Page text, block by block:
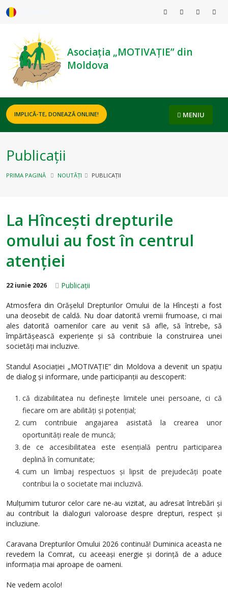
Asociația „MOTIVAȚIE” din
Moldova
IMPLICĂ-TE, DONEAZĂ ONLINE! MENIU
Publicații
PRIMA PAGINĂ NOUTĂȚI PUBLICAȚII
La Hîncești drepturile
omului au fost în centrul
atenției
22 iunie 2026 Publicații
Atmosfera din Orășelul Drepturilor Omului de la Hîncești a fost
una deosebit de caldă. Nu doar datorită vremii frumoase, ci mai
ales datorită oamenilor care au venit să afle, să întrebe, să
împărtășească experiențe și să contribuie la construirea unei
societăți mai incluzive.
Standul Asociației „MOTIVAȚIE” din Moldova a devenit un spațiu
de dialog și informare, unde participanții au descoperit:
că dizabilitatea nu definește limitele unei persoane, ci că
fiecare om are abilități și potențial;
cum contribuie angajarea asistată la crearea unor
oportunități reale de muncă;
de ce accesibilitatea este esențială pentru participarea
deplină în comunitate;
cum un limbaj respectuos și lipsit de prejudecăți poate
contribui la o societate mai incluzivă.
Mulțumim tuturor celor care ne-au vizitat, au adresat întrebări și
au contribuit la dialoguri valoroase despre drepturi, respect și
incluziune.
Caravana Drepturilor Omului 2026 continuă! Duminica aceasta ne
revedem la Comrat, cu aceeași energie și dorință de a aduce
informația mai aproape de oameni.
Ne vedem acolo!